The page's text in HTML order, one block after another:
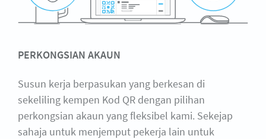
PERKONGSIAN AKAUN
Susun kerja berpasukan yang berkesan di
sekeliling kempen Kod QR dengan pilihan
perkongsian akaun yang fleksibel kami. Sekejap
sahaja untuk menjemput pekerja lain untuk